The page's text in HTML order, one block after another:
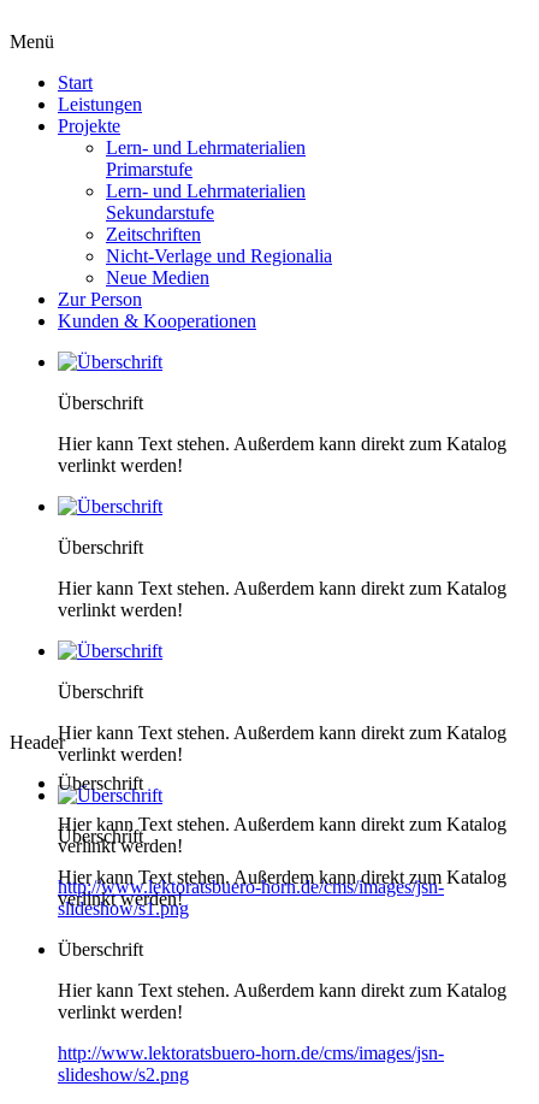
Menü
Start
Leistungen
Projekte
Lern- und Lehrmaterialien
Primarstufe
Lern- und Lehrmaterialien
Sekundarstufe
Zeitschriften
Nicht-Verlage und Regionalia
Neue Medien
Zur Person
Kunden & Kooperationen
Überschrift
Hier kann Text stehen. Außerdem kann direkt zum Katalog
verlinkt werden!
Überschrift
Hier kann Text stehen. Außerdem kann direkt zum Katalog
verlinkt werden!
Überschrift
Hier kann Text stehen. Außerdem kann direkt zum Katalog
verlinkt werden!
Überschrift
Hier kann Text stehen. Außerdem kann direkt zum Katalog
verlinkt werden!
Header
Überschrift
Hier kann Text stehen. Außerdem kann direkt zum Katalog
verlinkt werden!
http://www.lektoratsbuero-horn.de/cms/images/jsn-
slideshow/s1.png
Überschrift
Hier kann Text stehen. Außerdem kann direkt zum Katalog
verlinkt werden!
http://www.lektoratsbuero-horn.de/cms/images/jsn-
slideshow/s2.png